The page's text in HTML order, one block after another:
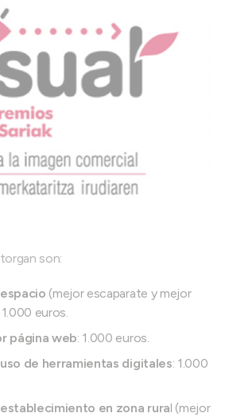
son:
(mejor escaparate y mejor
euros.
página web: 1.000 euros.
de herramientas digitales: 1.000
en zona rural (mejor